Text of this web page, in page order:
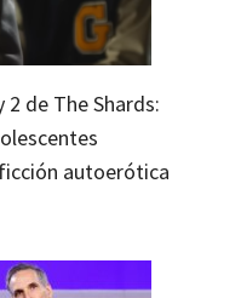
de The Shards:
autoerótica